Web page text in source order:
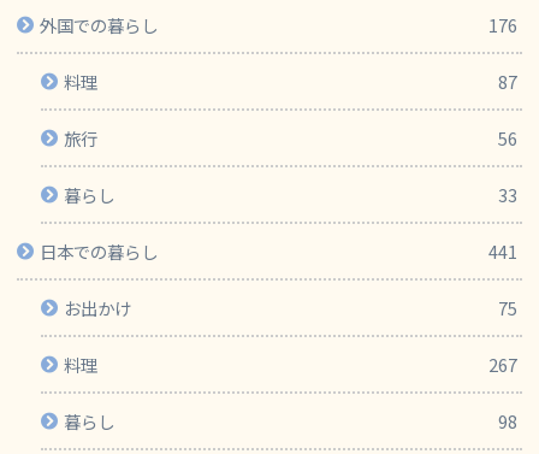
外国での暮らし 176
料理 87
旅行 56
暮らし 33
日本での暮らし 441
お出かけ 75
料理 267
暮らし 98